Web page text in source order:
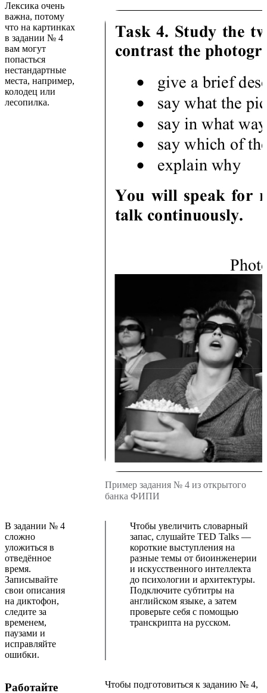
Лексика очень
важна, потому
что на картинках
в задании № 4
вам могут
попасться
нестандартные
места, например,
колодец или
лесопилка.
Пример задания № 4 из открытого
банка ФИПИ
В задании № 4
сложно
уложиться в
отведённое
время.
Записывайте
свои описания
на диктофон,
следите за
временем,
паузами и
исправляйте
ошибки.
Чтобы увеличить словарный
запас, слушайте TED Talks —
короткие выступления на
разные темы от биоинженерии
и искусственного интеллекта
до психологии и архитектуры.
Подключите субтитры на
английском языке, а затем
проверьте себя с помощью
транскрипта на русском.
Работайте
Чтобы подготовиться к заданию № 4,